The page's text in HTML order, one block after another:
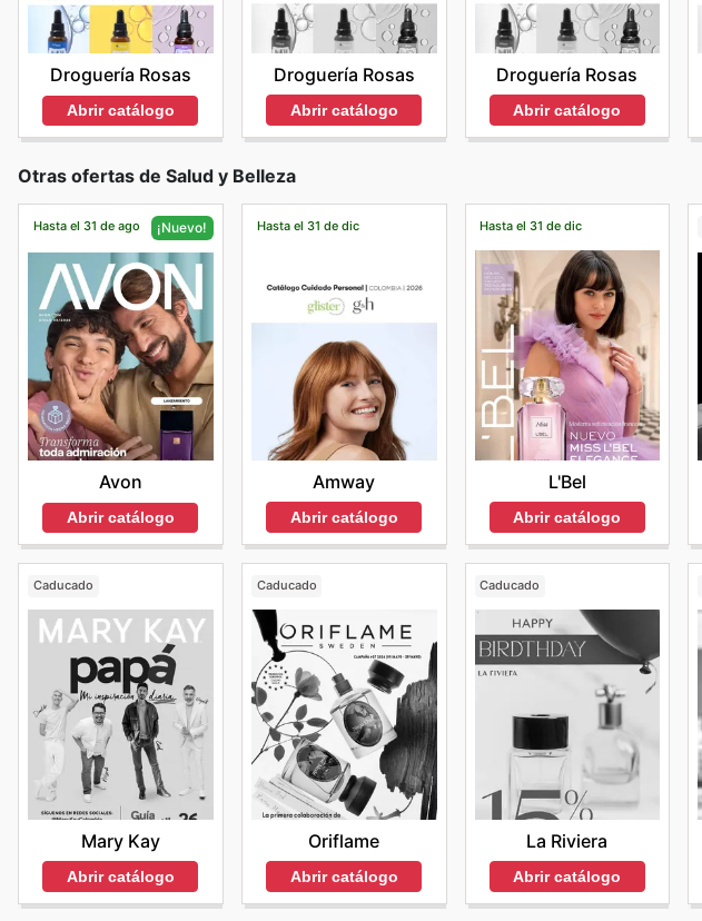
Droguería Rosas
Abrir catálogo
Droguería Rosas
Abrir catálogo
Droguería Rosas
Abrir catálogo
Otras ofertas de Salud y Belleza
Hasta el 31 de ago ¡Nuevo!
Avon
Abrir catálogo
Hasta el 31 de dic
Amway
Abrir catálogo
Hasta el 31 de dic
L'Bel
Abrir catálogo
Caducado
Mary Kay
Abrir catálogo
Caducado
Oriflame
Abrir catálogo
Caducado
La Riviera
Abrir catálogo